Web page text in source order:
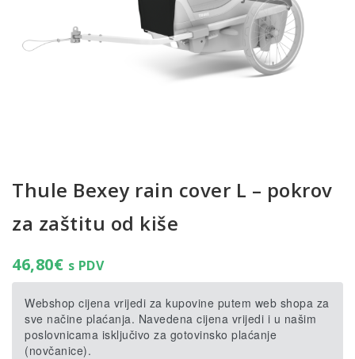
Thule Bexey rain cover L – pokrov
za zaštitu od kiše
46,80€ s PDV
Webshop cijena vrijedi za kupovine putem web shopa za
sve načine plaćanja. Navedena cijena vrijedi i u našim
poslovnicama isključivo za gotovinsko plaćanje
(novčanice).